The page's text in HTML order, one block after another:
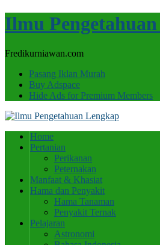
Ilmu
Fredikurniawan.com
Pasang Iklan Murah
Buy Adspace
Hide Ads for Premium Members
Home
Pertanian
Perikanan
Peternakan
Manfaat & Khasiat
Hama dan Penyakit
Hama Tanaman
Penyakit Ternak
Pelajaran
Astronomi